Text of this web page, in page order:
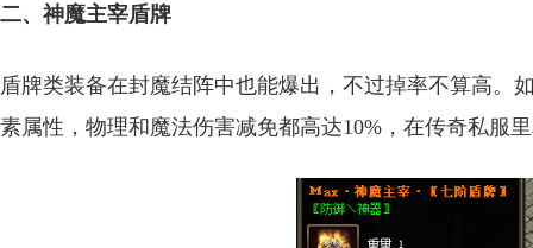
二、神魔主宰盾牌
盾牌类装备在封魔结阵中也能爆出，不过掉率不算高。
素属性，物理和魔法伤害减免都高达10%，在传奇私服